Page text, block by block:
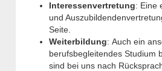
Interessenvertretung: Eine
und
Seite.
Weiterbildung: Auch ein
berufsbegleitendes Studium
sind bei uns nach